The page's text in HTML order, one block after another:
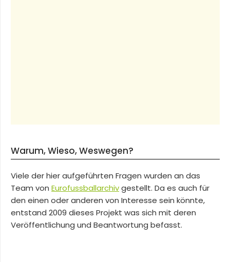
Warum, Wieso, Weswegen?
Viele der hier aufgeführten Fragen wurden an das
Team von Eurofussballarchivgestellt. Da es auch für
den einen oder anderen von Interesse sein könnte,
entstand 2009 dieses Projekt was sich mit deren
Veröffentlichung und Beantwortung befasst.